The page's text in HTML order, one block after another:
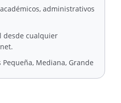
administrativos
desde cualquier
Mediana, Grande